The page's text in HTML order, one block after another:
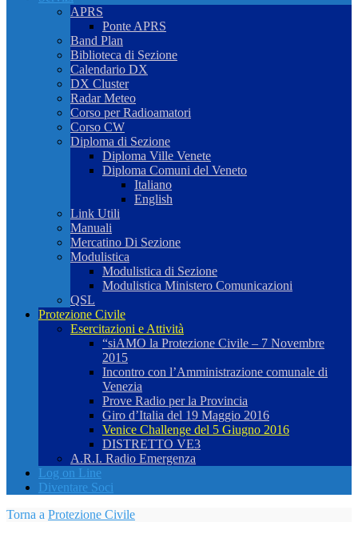
APRS
Ponte APRS
Band Plan
Biblioteca di Sezione
Calendario DX
DX Cluster
Radar Meteo
Corso per Radioamatori
Corso CW
Diploma di Sezione
Diploma Ville Venete
Diploma Comuni del Veneto
Italiano
English
Link Utili
Manuali
Mercatino Di Sezione
Modulistica
Modulistica di Sezione
Modulistica Ministero Comunicazioni
QSL
Protezione Civile
Esercitazioni e Attività
“siAMO la Protezione Civile – 7 Novembre
2015
Incontro con l’Amministrazione comunale di
Venezia
Prove Radio per la Provincia
Giro d’Italia del 19 Maggio 2016
Venice Challenge del 5 Giugno 2016
DISTRETTO VE3
A.R.I. Radio Emergenza
Log on Line
Diventare Soci
Torna a Protezione Civile